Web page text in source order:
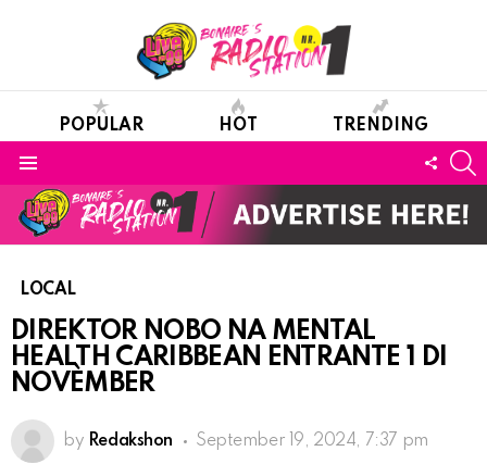
POPULAR HOT TRENDING
LOCAL
DIREKTOR NOBO NA MENTAL
HEALTH CARIBBEAN ENTRANTE 1 DI
NOVÈMBER
by Redakshon September 19, 2024, 7:37 pm